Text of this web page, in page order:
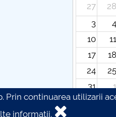
27
28
3
4
10
11
17
18
24
25
31
Prin continuarea utilizarii
informatii.